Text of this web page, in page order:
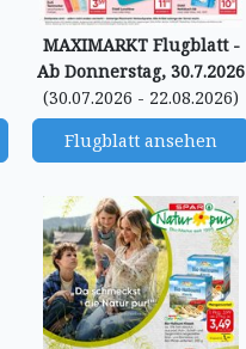
MAXIMARKT Flugblatt -
Ab Donnerstag, 30.7.2026
(30.07.2026 - 22.08.2026)
Flugblatt ansehen